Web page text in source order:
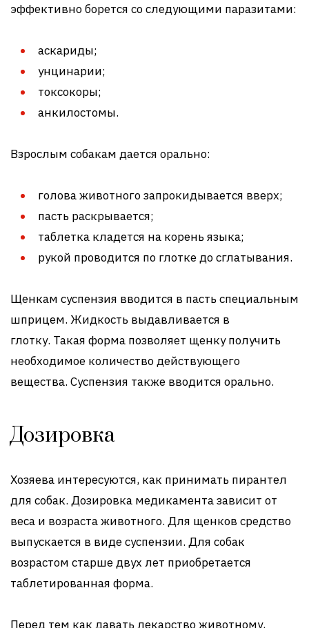
эффективно борется со следующими паразитами:
аскариды;
унцинарии;
токсокоры;
анкилостомы.
Взрослым собакам дается орально:
голова животного запрокидывается вверх;
пасть раскрывается;
таблетка кладется на корень языка;
рукой проводится по глотке до сглатывания.
Щенкам суспензия вводится в пасть специальным
шприцем. Жидкость выдавливается в
глотку. Такая форма позволяет щенку получить
необходимое количество действующего
вещества. Суспензия также вводится орально.
Дозировка
Хозяева интересуются, как принимать пирантел
для собак. Дозировка медикамента зависит от
веса и возраста животного. Для щенков средство
выпускается в виде суспензии. Для собак
возрастом старше двух лет приобретается
таблетированная форма.
Перед тем как давать лекарство животному,